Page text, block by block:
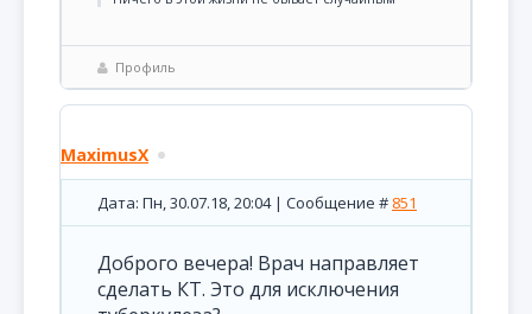
Профиль
MaximusX
Дата: Пн, 30.07.18, 20:04 | Сообщение # 851
Доброго вечера! Врач направляет
сделать КТ. Это для исключения